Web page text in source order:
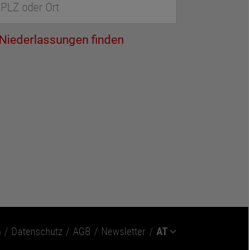
finden
Datenschutz AGB Newsletter AT